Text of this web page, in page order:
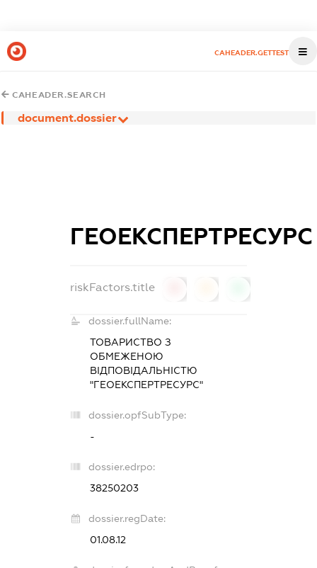
CAHEADER.GETTEST
CAHEADER.SEARCH
document.dossier
ГЕОЕКСПЕРТРЕСУРС
riskFactors.title
dossier.fullName:
ТОВАРИСТВО З
ОБМЕЖЕНОЮ
ВІДПОВІДАЛЬНІСТЮ
"ГЕОЕКСПЕРТРЕСУРС"
dossier.opfSubType:
-
dossier.edrpo:
38250203
dossier.regDate:
01.08.12